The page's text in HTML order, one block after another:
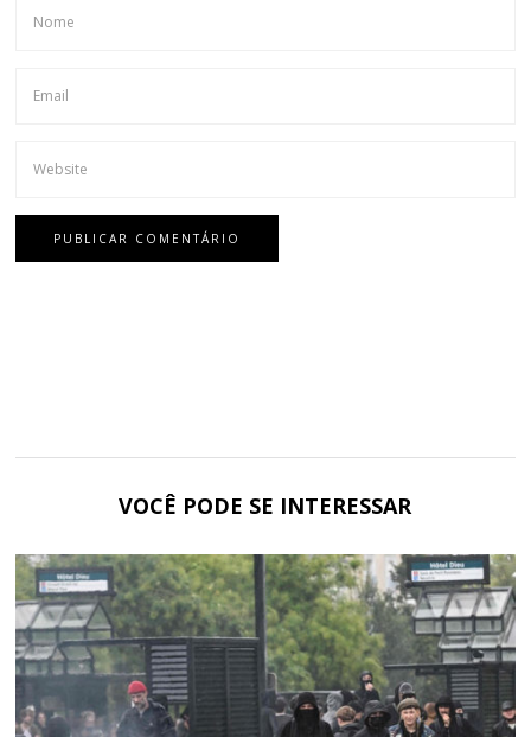
VOCÊ PODE SE INTERESSAR